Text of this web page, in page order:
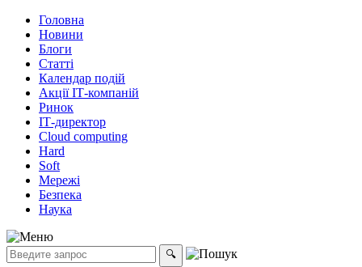
Головна
Новини
Блоги
Статті
Календар подій
Акції ІТ-компаній
Ринок
ІТ-директор
Cloud computing
Hard
Soft
Мережі
Безпека
Наука